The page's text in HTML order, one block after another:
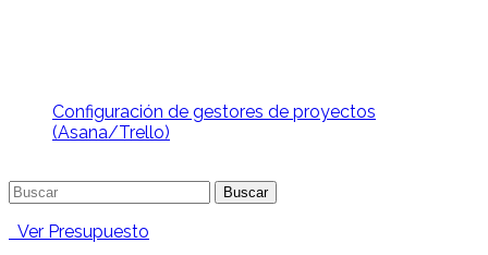
Configuración de gestores de proyectos
(Asana/Trello)
Buscar:
Ver Presupuesto